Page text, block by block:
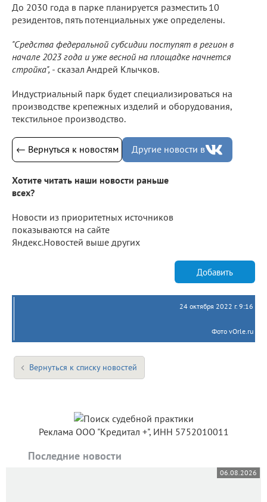
До 2030 года в парке планируется разместить 10
резидентов, пять потенциальных уже определены.
"Средства федеральной субсидии поступят в регион в
начале 2023 года и уже весной на площадке начнется
стройка", - сказал Андрей Клычков.
Индустриальный парк будет специализироваться на
производстве крепежных изделий и оборудования,
текстильное производство.
← Вернуться к новостям Другие новости в
Хотите читать наши новости раньше
всех?
Новости из приоритетных источников
показываются на сайте
Яндекс.Новостей выше других
Добавить
24 октября 2022 г. 9:16
Фото vOrle.ru
Вернуться к списку новостей
Реклама ООО "Кредитал +", ИНН 5752010011
Последние новости
06.08.2026